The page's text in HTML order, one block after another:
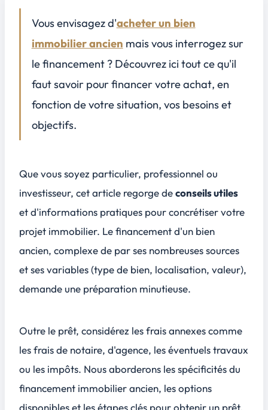
Les avantages fiscaux possibles
La nécessité d'une bonne évaluation
Les diverses options de financement à votre disposition
Le prêt immobilier classique
Le prêt à taux zéro (PTZ) dans l'ancien sous conditions
Les aides locales spécifiques
Vous envisagez d'acheter un bien
immobilier ancien mais vous interrogez sur
le financement ? Découvrez ici tout ce qu'il
faut savoir pourfinancer votre achat, en
fonction de votre situation, vos besoins et
objectifs.
Que vous soyez particulier, professionnel ou
investisseur, cet article regorge deconseils utiles
et d'informations pratiques pour concrétiser votre
projet immobilier. Le financement d'un bien
ancien, complexe de par ses nombreuses sources
et ses variables (type de bien, localisation, valeur),
demande une préparation minutieuse.
Outre le prêt, considérez les frais annexes comme
les frais de notaire, d'agence, les éventuels travaux
ou les impôts. Nous aborderons les spécificités du
financement immobilier ancien, les options
disponibles et les étapes clés pour obtenir un prêt.